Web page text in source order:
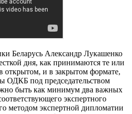
Беларусь Александр Лукашенко
дня, как принимаются те или
и в закрытом формате,
ОДКБ под председательством
быть как минимум два важных
экспертного
методом экспертной дипломатии